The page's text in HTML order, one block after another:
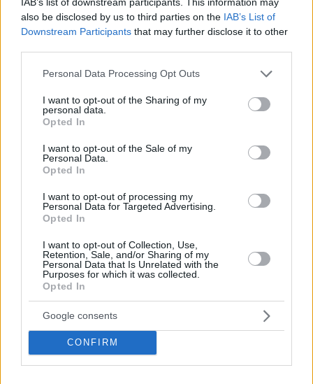
also be disclosed by us to third parties on the IAB’s List of
Downstream Participants that may further disclose it to other
Please note that this website/app uses one or more Google
not limited to your visit or usage behaviour. You may click to
grant or deny consent to Google and its third-party tags to
use your data for below specified purposes in below Google
consent section.
Personal Data Processing Opt Outs
I want to opt-out of the Sharing of my
personal data.
Opted In
I want to opt-out of the Sale of my
Personal Data.
Opted In
I want to opt-out of processing my
Personal Data for Targeted Advertising.
Opted In
I want to opt-out of Collection, Use,
Retention, Sale, and/or Sharing of my
Personal Data that Is Unrelated with the
Purposes for which it was collected.
Opted In
Google consents
CONFIRM